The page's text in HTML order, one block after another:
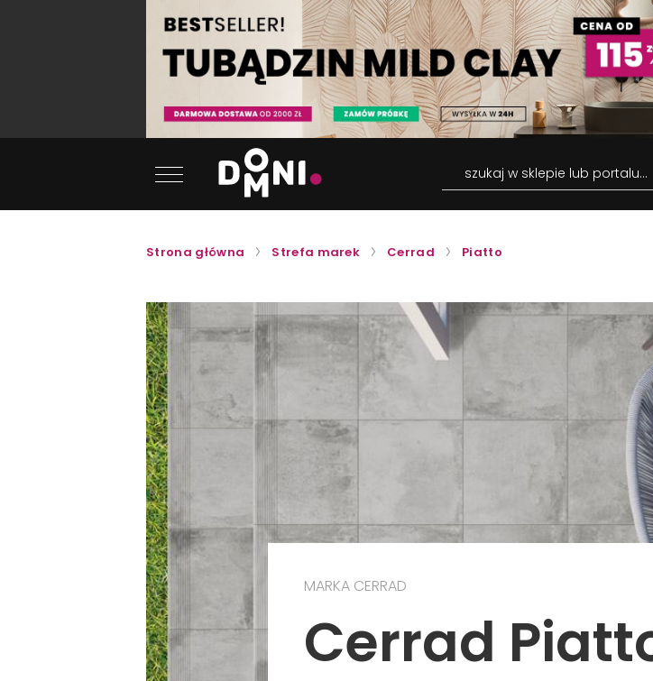
szukaj w sklepie lub portalu...
Strona główna Strefa marek Cerrad Piatto
MARKA CERRAD
Cerrad